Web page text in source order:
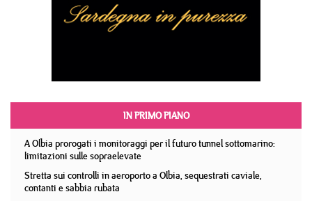
IN PRIMO PIANO
A Olbia prorogati i monitoraggi per il futuro tunnel sottomarino:
limitazioni sulle sopraelevate
Stretta sui controlli in aeroporto a Olbia, sequestrati caviale,
contanti e sabbia rubata